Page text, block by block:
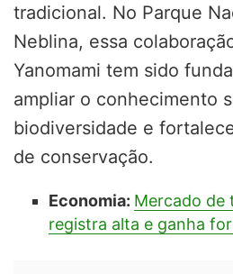
tradicional. No Parque
Neblina, essa
Yanomami tem sido
ampliar o conhecimento
biodiversidade e
de conservação.
Economia: Mercado de
registra alta e ganha